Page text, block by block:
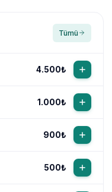
Tümü
4.500₺
1.000₺
900₺
500₺